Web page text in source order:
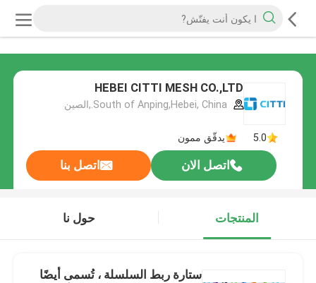
HEBEI CITTI MESH CO.,LTD
5.0 يدقّق ممون
اتصل الان اتصل بنا
المنتجات حول نا
ستارة ربط السلسلة ، تُسمى أيضًا